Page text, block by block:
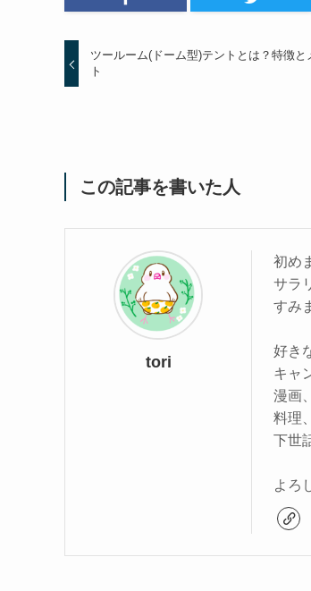
ツールーム(ドーム型)テントとは？特徴と
ト
この記事を書いた人
tori
初め
サラ
すみ
好き
キャ
漫画
料理、
下世
よろ